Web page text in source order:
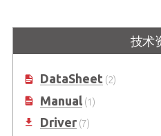
Xeon® E5-2600 v3/v4 及 Scalable
技术
DataSheet(2)
Manual(1)
Driver(7)